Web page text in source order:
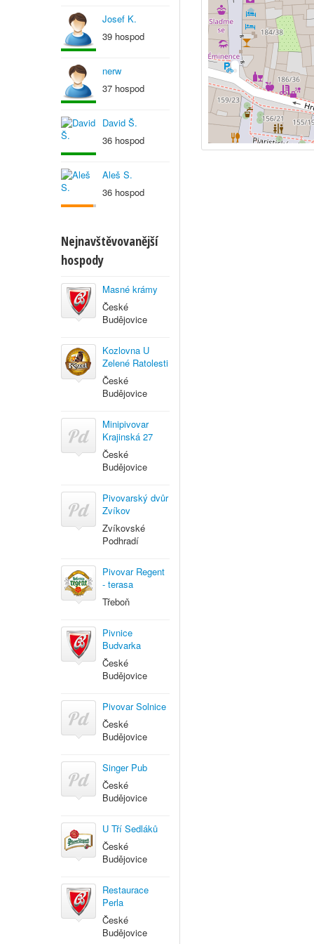
Josef K.
39 hospod
nerw
37 hospod
David Š.
36 hospod
Aleš S.
36 hospod
Nejnavštěvovanější
hospody
Masné krámy
České
Budějovice
Kozlovna U
Zelené Ratolesti
České
Budějovice
Minipivovar
Krajinská 27
České
Budějovice
Pivovarský dvůr
Zvíkov
Zvíkovské
Podhradí
Pivovar Regent
- terasa
Třeboň
Pivnice
Budvarka
České
Budějovice
Pivovar Solnice
České
Budějovice
Singer Pub
České
Budějovice
U Tří Sedláků
České
Budějovice
Restaurace
Perla
České
Budějovice